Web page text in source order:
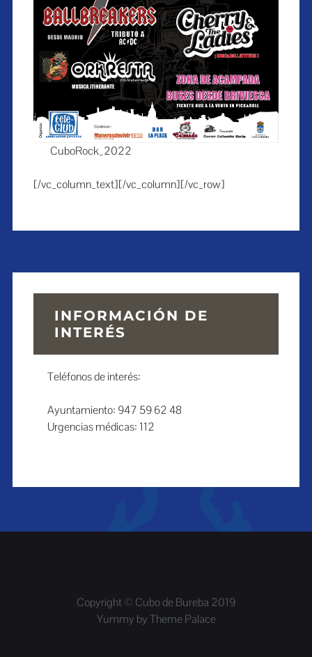
CuboRock_2022
[/vc_column_text][/vc_column][/vc_row]
INFORMACIÓN DE
INTERÉS
Teléfonos de interés:
Ayuntamiento: 947 59 62 48
Urgencias médicas: 112
Copyright © Cubo de Bureba 2019
Yummy byTheme Palace